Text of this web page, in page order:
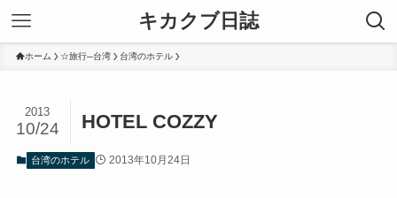
キカクブ日誌
ホーム ☆旅行─台湾 台湾のホテル
HOTEL COZZY
2013
10/24
台湾のホテル 2013年10月24日